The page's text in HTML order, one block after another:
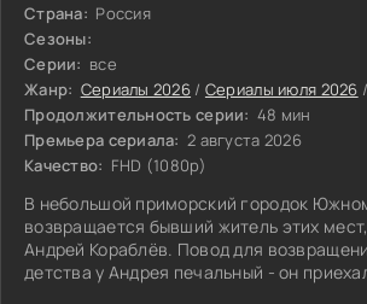
Страна: Россия
Сезоны:
Серии: все
Жанр: Сериалы 2026 / Сериалы июля 2026 /
Продолжительность серии: 48 мин
Премьера сериала: 2 августа 2026
Качество: FHD (1080p)
В небольшой приморский городок
возвращается бывший житель этих
Андрей Кораблёв. Повод для
детства у Андрея печальный - он